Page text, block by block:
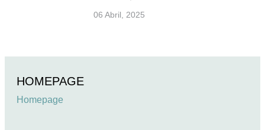
06 Abril, 2025
HOMEPAGE
Homepage